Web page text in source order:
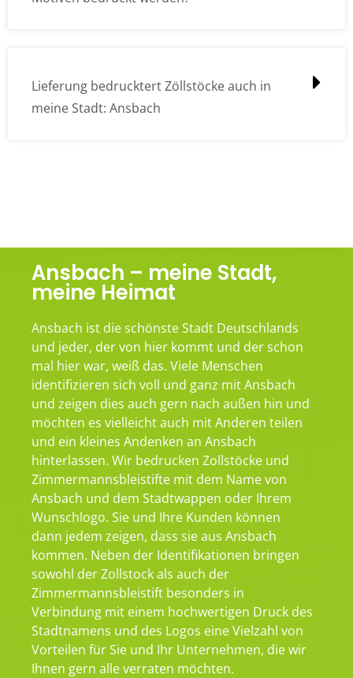
Lieferung bedrucktert Zöllstöcke auch in
meine Stadt: Ansbach
Ansbach – meine Stadt,
meine Heimat
Ansbach ist die schönste Stadt Deutschlands
und jeder, der von hier kommt und der schon
mal hier war, weiß das. Viele Menschen
identifizieren sich voll und ganz mit Ansbach
und zeigen dies auch gern nach außen hin und
möchten es vielleicht auch mit Anderen teilen
und ein kleines Andenken an Ansbach
hinterlassen. Wir bedrucken Zollstöcke und
Zimmermannsbleistifte mit dem Name von
Ansbach und dem Stadtwappen oder Ihrem
Wunschlogo. Sie und Ihre Kunden können
dann jedem zeigen, dass sie aus Ansbach
kommen. Neben der Identifikationen bringen
sowohl der Zollstock als auch der
Zimmermannsbleistift besonders in
Verbindung mit einem hochwertigen Druck des
Stadtnamens und des Logos eine Vielzahl von
Vorteilen für Sie und Ihr Unternehmen, die wir
Ihnen gern alle verraten möchten.